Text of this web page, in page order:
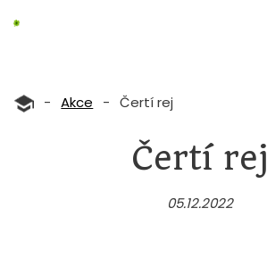
- Akce - Čertí rej
Čertí rej
05.12.2022